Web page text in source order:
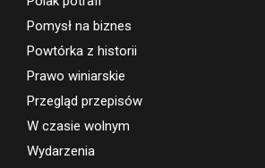
Ochrona jakości
Polak potrafi
Pomysł na biznes
Powtórka z historii
Prawo winiarskie
Przegląd przepisów
W czasie wolnym